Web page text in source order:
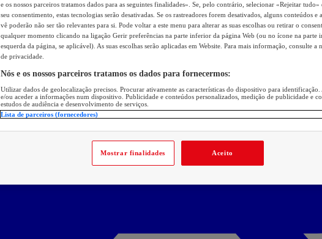
e os nossos parceiros tratamos dados para as seguintes finalidades». Se, pelo contrário, selecionar «Rejeitar
seu consentimento, estas tecnologias serão desativadas. Se os rastreadores forem desativados, alguns conteúdos e
vê poderão não ser tão relevantes para si. Pode voltar a este menu para alterar as suas escolhas ou retirar o
qualquer momento clicando na ligação Gerir preferências na parte inferior da página Web (ou no ícone na parte
esquerda da página, se aplicável). As suas escolhas serão aplicadas em Website. Para mais informação, consulte a
de privacidade.
Nós e os nossos parceiros tratamos os dados para fornecermos:
Utilizar dados de geolocalização precisos. Procurar ativamente as características do dispositivo para identificação.
e/ou aceder a informações num dispositivo. Publicidade e conteúdos personalizados, medição de publicidade e
estudos de audiência e desenvolvimento de serviços.
Lista de parceiros (fornecedores)
Mostrar finalidades Aceito